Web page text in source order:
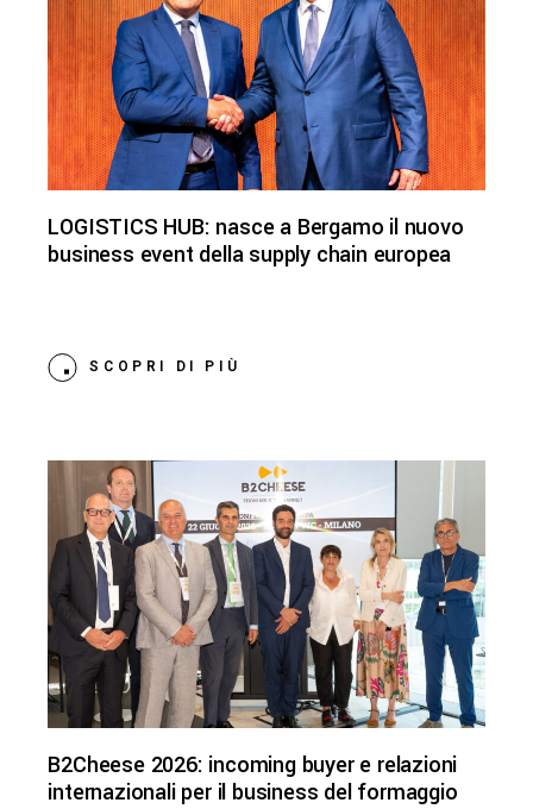
LOGISTICS HUB: nasce a Bergamo il nuovo
business event della supply chain europea
SCOPRI DI PIÙ
B2Cheese 2026: incoming buyer e relazioni
internazionali per il business del formaggio